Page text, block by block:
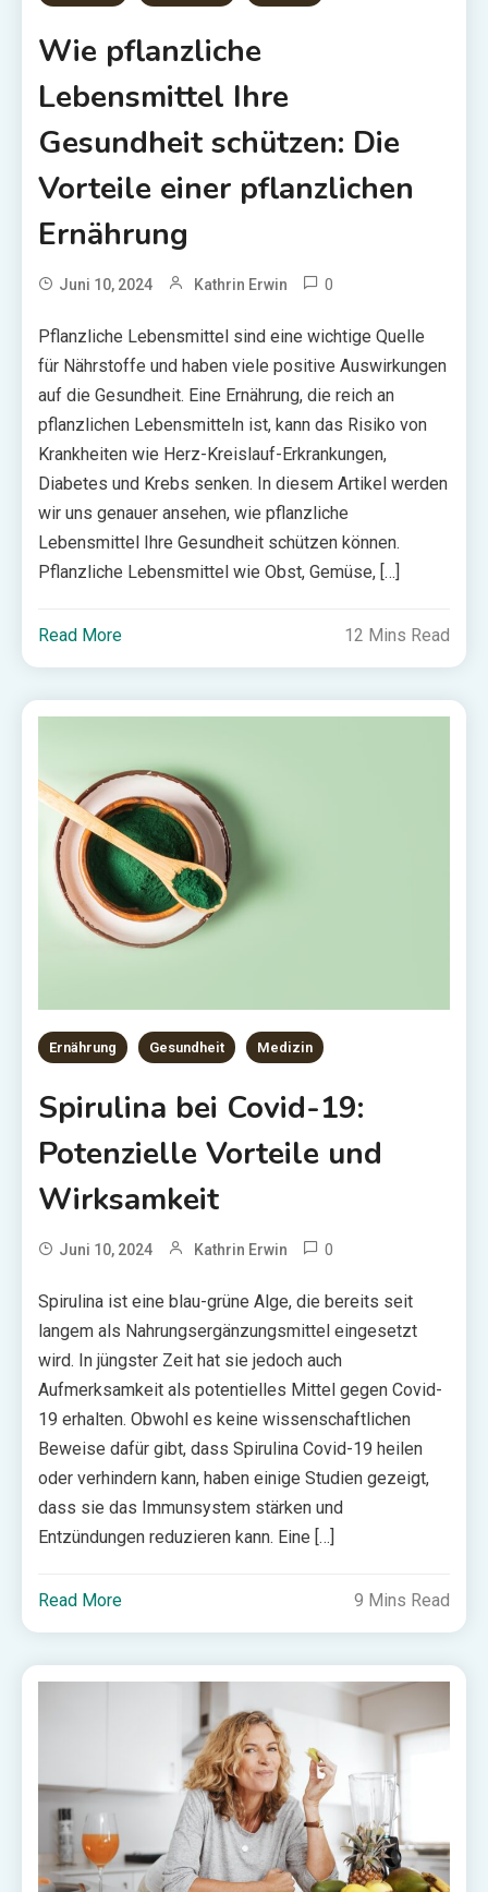
Wie pflanzliche
Lebensmittel Ihre
Gesundheit schützen: Die
Vorteile einer pflanzlichen
Ernährung
Juni 10, 2024 Kathrin Erwin 0
Pflanzliche Lebensmittel sind eine wichtige Quelle
für Nährstoffe und haben viele positive Auswirkungen
auf die Gesundheit. Eine Ernährung, die reich an
pflanzlichen Lebensmitteln ist, kann das Risiko von
Krankheiten wie Herz-Kreislauf-Erkrankungen,
Diabetes und Krebs senken. In diesem Artikel werden
wir uns genauer ansehen, wie pflanzliche
Lebensmittel Ihre Gesundheit schützen können.
Pflanzliche Lebensmittel wie Obst, Gemüse, […]
Read More 12 Mins Read
Ernährung Gesundheit Medizin
Spirulina bei Covid-19:
Potenzielle Vorteile und
Wirksamkeit
Juni 10, 2024 Kathrin Erwin 0
Spirulina ist eine blau-grüne Alge, die bereits seit
langem als Nahrungsergänzungsmittel eingesetzt
wird. In jüngster Zeit hat sie jedoch auch
Aufmerksamkeit als potentielles Mittel gegen Covid-
19 erhalten. Obwohl es keine wissenschaftlichen
Beweise dafür gibt, dass Spirulina Covid-19 heilen
oder verhindern kann, haben einige Studien gezeigt,
dass sie das Immunsystem stärken und
Entzündungen reduzieren kann. Eine […]
Read More 9 Mins Read